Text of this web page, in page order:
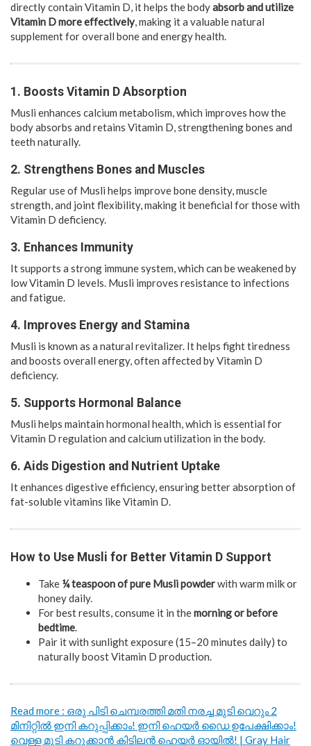
directly contain Vitamin D, it helps the bodyabsorb and utilize
Vitamin D more effectively, making it a valuable natural
supplement for overall bone and energy health.
1. Boosts Vitamin D Absorption
Musli enhances calcium metabolism, which improves how the
body absorbs and retains Vitamin D, strengthening bones and
teeth naturally.
2. Strengthens Bones and Muscles
Regular use of Musli helps improve bone density, muscle
strength, and joint flexibility, making it beneficial for those with
Vitamin D deficiency.
3. Enhances Immunity
It supports a strong immune system, which can be weakened by
low Vitamin D levels. Musli improves resistance to infections
and fatigue.
4. Improves Energy and Stamina
Musli is known as a natural revitalizer. It helps fight tiredness
and boosts overall energy, often affected by Vitamin D
deficiency.
5. Supports Hormonal Balance
Musli helps maintain hormonal health, which is essential for
Vitamin D regulation and calcium utilization in the body.
6. Aids Digestion and Nutrient Uptake
It enhances digestive efficiency, ensuring better absorption of
fat-soluble vitamins like Vitamin D.
How to Use Musli for Better Vitamin D Support
Take ¼ teaspoon of pure Musli powderwith warm milk or
honey daily.
For best results, consume it in themorning or before
bedtime.
Pair it with sunlight exposure (15–20 minutes daily) to
naturally boost Vitamin D production.
Read more : ഒരു പിടി ചെമ്പരത്തി മതി നരച്ച മുടി വെറും 2
മിനിറ്റിൽ ഇനി കറുപ്പിക്കാം! ഇനി ഹെയർ ഡൈ ഉപേക്ഷിക്കാം!
വെള്ള മുടി കറുക്കാൻ കിടിലൻ ഹെയർ ഓയിൽ! | Gray Hair